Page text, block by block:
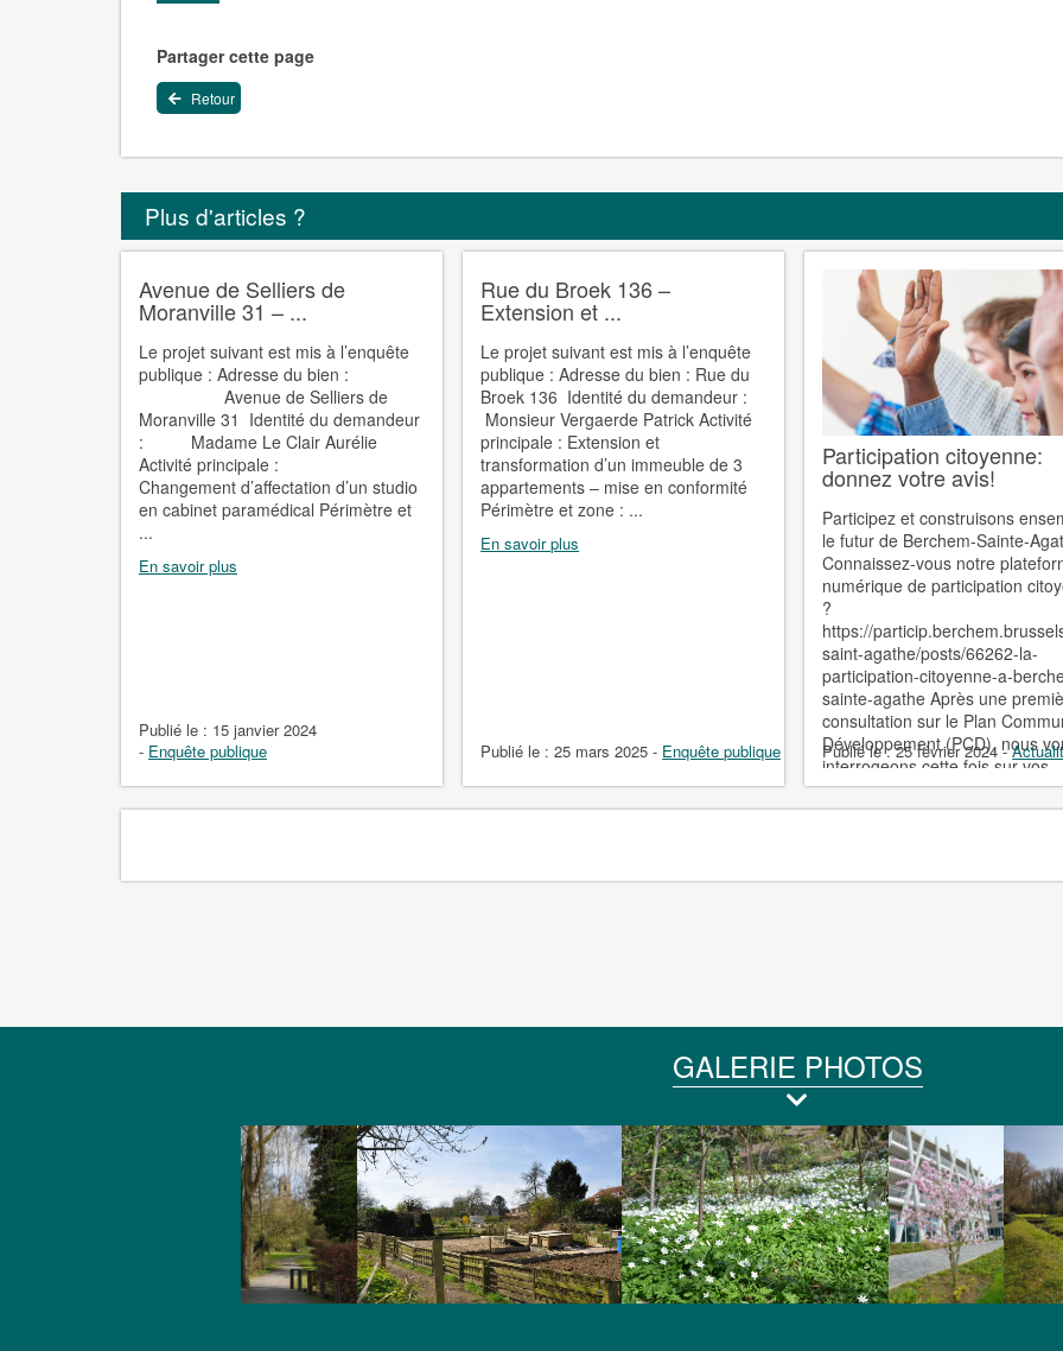
Partager cette page
Retour
Plus d'articles ?
Avenue de Selliers de
Moranville 31 – ...
Le projet suivant est mis à l’enquête
publique : Adresse du bien :
Avenue de Selliers de
Moranville 31 Identité du demandeur
: Madame Le Clair Aurélie
Activité principale :
Changement d’affectation d’un studio
en cabinet paramédical Périmètre et
...
En savoir plus
Publié le : 15 janvier 2024
- Enquête publique
Rue du Broek 136 –
Extension et ...
Le projet suivant est mis à l’enquête
publique : Adresse du bien : Rue du
Broek 136 Identité du demandeur :
Monsieur Vergaerde Patrick Activité
principale : Extension et
transformation d’un immeuble de 3
appartements – mise en conformité
Périmètre et zone : ...
En savoir plus
Publié le :25 mars 2025 - Enquête publique
Participation citoyenne:
donnez votre avis!
Participez et construisons
le futur de Berchem-Sainte-
Connaissez-vous notre
numérique de participation
?
https://
saint-agathe/posts/66262-la-
participation-citoyenne-a-
sainte-agathe Après une
consultation sur le Plan
Développement (PCD), nous
interrogeons cette fois sur vos
intérêts en matière de ...
Publié le :25 février 2024 -
GALERIE PHOTOS